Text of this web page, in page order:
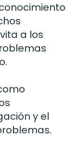
a los
y el